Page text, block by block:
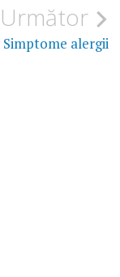
Următor
Simptome alergii